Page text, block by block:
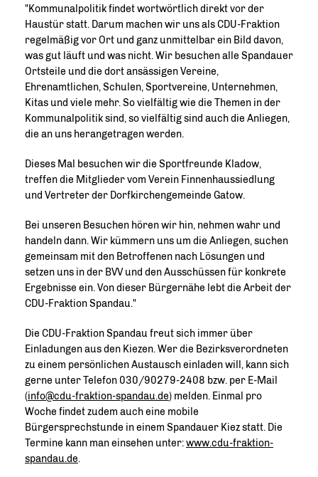
"Kommunalpolitik findet wortwörtlich direkt vor der
Haustür statt. Darum machen wir uns als CDU-Fraktion
regelmäßig vor Ort und ganz unmittelbar ein Bild davon,
was gut läuft und was nicht. Wir besuchen alle Spandauer
Ortsteile und die dort ansässigen Vereine,
Ehrenamtlichen, Schulen, Sportvereine, Unternehmen,
Kitas und viele mehr. So vielfältig wie die Themen in der
Kommunalpolitik sind, so vielfältig sind auch die Anliegen,
die an uns herangetragen werden.
Dieses Mal besuchen wir die Sportfreunde Kladow,
treffen die Mitglieder vom Verein Finnenhaussiedlung
und Vertreter der Dorfkirchengemeinde Gatow.
Bei unseren Besuchen hören wir hin, nehmen wahr und
handeln dann. Wir kümmern uns um die Anliegen, suchen
gemeinsam mit den Betroffenen nach Lösungen und
setzen uns in der BVV und den Ausschüssen für konkrete
Ergebnisse ein. Von dieser Bürgernähe lebt die Arbeit der
CDU-Fraktion Spandau."
Die CDU-Fraktion Spandau freut sich immer über
Einladungen aus den Kiezen. Wer die Bezirksverordneten
zu einem persönlichen Austausch einladen will, kann sich
gerne unter Telefon 030/90279-2408 bzw. per E-Mail
(info@cdu-fraktion-spandau.de) melden. Einmal pro
Woche findet zudem auch eine mobile
Bürgersprechstunde in einem Spandauer Kiez statt. Die
Termine kann man einsehen unter:www.cdu-fraktion-
spandau.de.